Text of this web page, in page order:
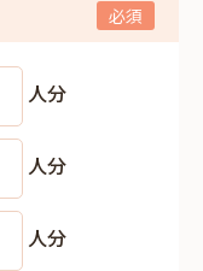
人分
人分
人分